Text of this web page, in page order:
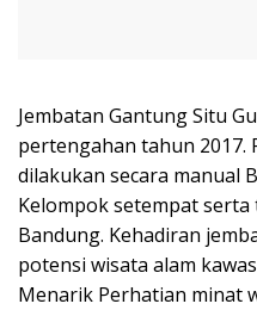
Jembatan Gantung Situ
pertengahan tahun 2017.
dilakukan secara manual
Kelompok setempat serta
Bandung. Kehadiran
potensi wisata alam
Menarik Perhatian minat